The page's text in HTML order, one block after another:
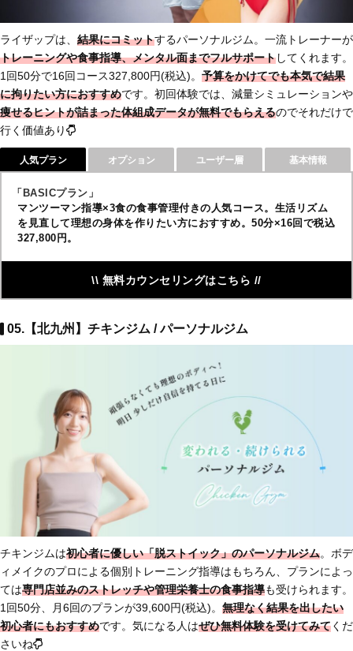
ライザップは、 結果にコミットするパーソナルジム。一流トレーナーが
トレーニングや食事指導、メンタル面までフルサポートしてくれます。
1回50分で16回コース327,800円(税込)。 予算をかけてでも本気で結果
に拘りたい方におすすめです。初回体験では、減量シミュレーションや
痩せるヒントが詰まった体組成データが無料でもらえるのでそれだけで
行く価値あり
人気プラン オプション ユーザー層 基本情報
「BASICプラン」
マンツーマン指導×3食の食事管理付きの人気コース。生活リズム
を見直して理想の身体を作りたい方におすすめ。50分×16回で税込
327,800円。
\\ 無料カウンセリングはこちら //
05.【北九州】チキンジム / パーソナルジム
チキンジムは初心者に優しい「脱ストイック」のパーソナルジム。ボデ
ィメイクのプロによる個別トレーニング指導はもちろん、プランによっ
ては専門店並みのストレッチや管理栄養士の食事指導も受けられます。
1回50分、月6回のプランが39,600円(税込)。 無理なく結果を出したい
初心者にもおすすめです。気になる人はぜひ無料体験を受けてみてくだ
さいね